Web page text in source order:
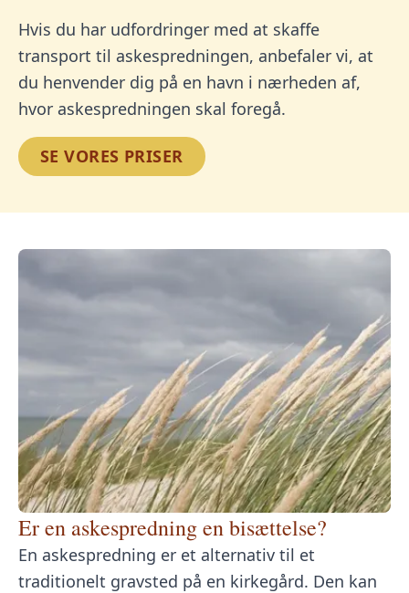
Hvis du har udfordringer med at skaffe
transport til askespredningen, anbefaler vi, at
du henvender dig på en havn i nærheden af,
hvor askespredningen skal foregå.
SE VORES PRISER
Er en askespredning en bisættelse?
En askespredning er et alternativ til et
traditionelt gravsted på en kirkegård. Den kan